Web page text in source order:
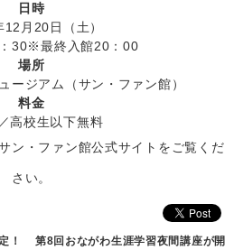
日時
月20日（土）
30※最終入館20：00
場所
ージアム（サン・ファン館）
料金
高校生以下無料
ン・ファン館公式サイトをご覧くだ
さい。
！
第8回おながわ生涯学習夜間講座が開